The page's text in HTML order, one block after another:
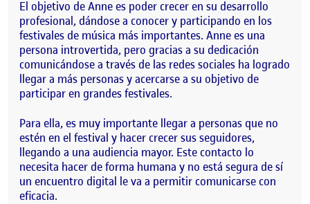
El objetivo de Anne es poder crecer en su desarrollo
profesional, dándose a conocer y participando en los
festivales de música más importantes. Anne es una
persona introvertida, pero gracias a su dedicación
comunicándose a través de las redes sociales ha logrado
llegar a más personas y acercarse a su objetivo de
participar en grandes festivales.
Para ella, es muy importante llegar a personas que no
estén en el festival y hacer crecer sus seguidores,
llegando a una audiencia mayor. Este contacto lo
necesita hacer de forma humana y no está segura de sí
un encuentro digital le va a permitir comunicarse con
eficacia.